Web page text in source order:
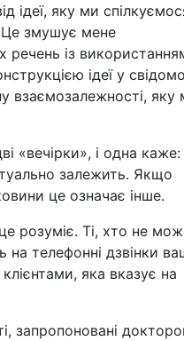
ідеї, яку ми
змушує мене
із
ідеї у
взаємозалежності, яку
«вечірки», і одна каже:
залежить. Якщо
це означає інше.
розуміє. Ті, хто не
телефонні дзвінки
яка вказує на
запропоновані